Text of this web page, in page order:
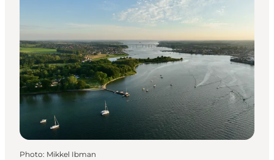
Photo: Mikkel Ibman